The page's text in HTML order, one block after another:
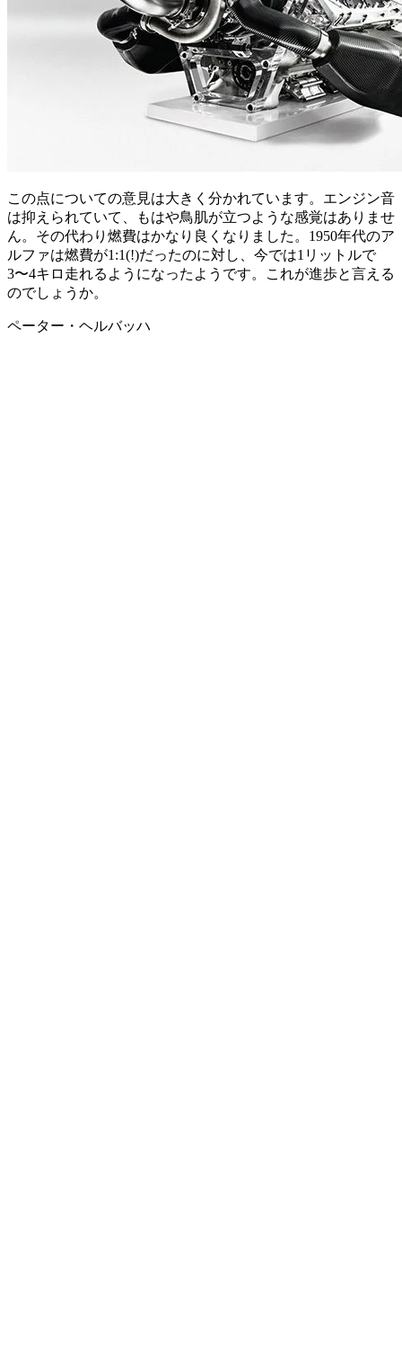
この点についての意見は大きく分かれています。エンジン音
は抑えられていて、もはや鳥肌が立つような感覚はありませ
ん。その代わり燃費はかなり良くなりました。1950年代のア
ルファは燃費が1:1(!)だったのに対し、今では1リットルで
3〜4キロ走れるようになったようです。これが進歩と言える
のでしょうか。
ペーター・ヘルバッハ